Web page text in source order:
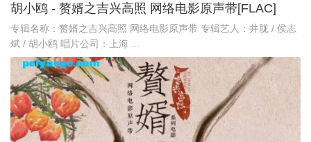
胡小鸥 - 赘婿之吉兴高照 网络电影原声带[FLAC]
专辑名称：赘婿之吉兴高照 网络电影原声带 专辑艺人：井胧 / 侯志
斌 / 胡小鸥 唱片公司：上海 ...